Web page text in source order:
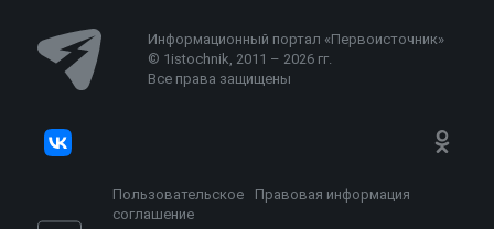
Информационный портал «Первоисточник»
© 1istochnik, 2011 – 2026 гг.
Все права защищены
Пользовательское
соглашение
Правовая информация